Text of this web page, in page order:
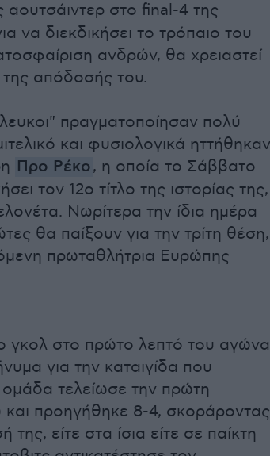
αουτσάιντερ στο final-4 της
να διεκδικήσει το τρόπαιο του
ανδρών, θα χρειαστεί
της απόδοσής του.
πραγματοποίησαν πολύ
και φυσιολογικά ηττήθηκαν
Προ Ρέκο, η οποία το Σάββατο
τον 12ο τίτλο της ιστορίας της,
Νωρίτερα την ίδια ημέρα
θα παίξουν για την τρίτη θέση,
πρωταθλήτρια Ευρώπης
γκολ στο πρώτο λεπτό του αγώνα
για την καταιγίδα που
τελείωσε την πρώτη
προηγήθηκε 8-4, σκοράροντας
είτε στα ίσια είτε σε παίκτη